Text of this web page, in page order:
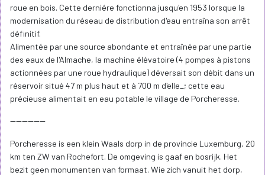
roue en bois. Cette derniére fonctionna jusqu'en 1953 lorsque la
modernisation du réseau de distribution d'eau entraîna son arrêt
définitif.
Alimentée par une source abondante et entraînée par une partie
des eaux de l'Almache, la machine élévatoire (4 pompes à pistons
actionnées par une roue hydraulique) déversait son débit dans un
réservoir situé 47 m plus haut et à 700 m d'elle_; cette eau
précieuse alimentait en eau potable le village de Porcheresse.
------------
Porcheresse is een klein Waals dorp in de provincie Luxemburg, 20
km ten ZW van Rochefort. De omgeving is gaaf en bosrijk. Het
bezit geen monumenten van formaat. Wie zich vanuit het dorp,